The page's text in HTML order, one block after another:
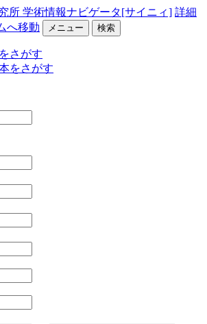
所 学術情報ナビゲータ[サイニィ] 詳細
へ移動 メニュー 検索
さがす
をさがす